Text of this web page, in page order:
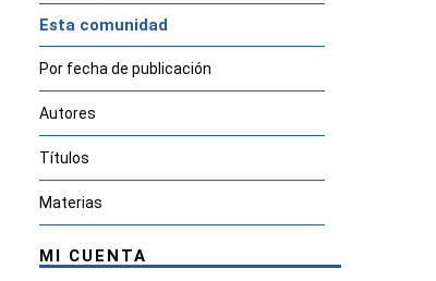
Esta comunidad
Por fecha de publicación
Autores
Títulos
Materias
MI CUENTA